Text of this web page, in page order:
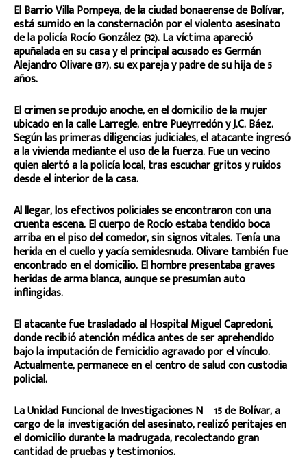
El Barrio Villa Pompeya, de la ciudad bonaerense de Bolívar,
está sumido en la consternación por el violento asesinato
de la policía Rocío González (32). La víctima apareció
apuñalada en su casa y el principal acusado es Germán
Alejandro Olivare (37), su ex pareja y padre de su hija de 5
años.
El crimen se produjo anoche, en el domicilio de la mujer
ubicado en la calle Larregle, entre Pueyrredón y J.C. Báez.
Según las primeras diligencias judiciales, el atacante ingresó
a la vivienda mediante el uso de la fuerza. Fue un vecino
quien alertó a la policía local, tras escuchar gritos y ruidos
desde el interior de la casa.
Al llegar, los efectivos policiales se encontraron con una
cruenta escena. El cuerpo de Rocío estaba tendido boca
arriba en el piso del comedor, sin signos vitales. Tenía una
herida en el cuello y yacía semidesnuda. Olivare también fue
encontrado en el domicilio. El hombre presentaba graves
heridas de arma blanca, aunque se presumían auto
inflingidas.
El atacante fue trasladado al Hospital Miguel Capredoni,
donde recibió atención médica antes de ser aprehendido
bajo la imputación de femicidio agravado por el vínculo.
Actualmente, permanece en el centro de salud con custodia
policial.
La Unidad Funcional de Investigaciones Nº 15 de Bolívar, a
cargo de la investigación del asesinato, realizó peritajes en
el domicilio durante la madrugada, recolectando gran
cantidad de pruebas y testimonios.